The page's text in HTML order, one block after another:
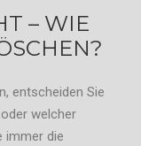
– WIE
entscheiden Sie
welcher
immer die